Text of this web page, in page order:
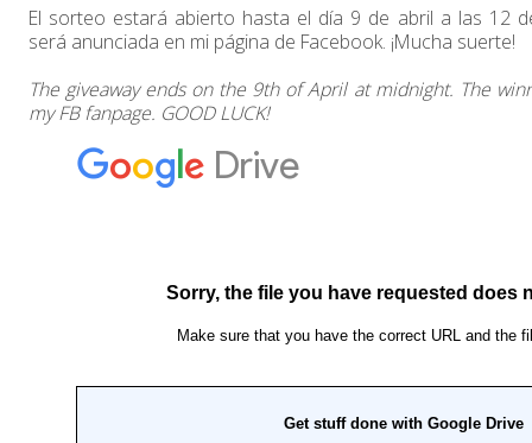
El sorteo estará abierto hasta el día 9 de abril a las 12
será anunciada en mi página de Facebook. ¡Mucha suerte!
The giveaway ends on the 9th of April at midnight. The
my FB fanpage. GOOD LUCK!